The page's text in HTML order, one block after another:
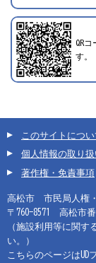
QR
す。
高松市 市民局人権
〒760-8571 高松市
（施設利用等に関す
い。）
こちらのページはUD
このサイトについ
個人情報の取り扱
著作権・免責事項